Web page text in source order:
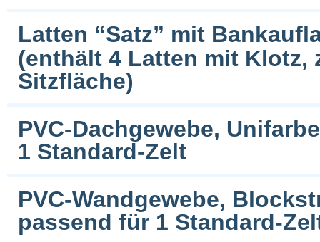
Latten “Satz” mit
(enthält 4 Latten mit Klotz,
Sitzfläche)
PVC-Dachgewebe,
1 Standard-Zelt
PVC-Wandgewebe,
passend für 1 Standard-